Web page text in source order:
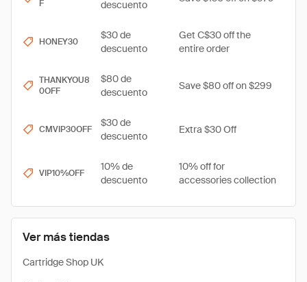
Ver más tiendas
Cartridge Shop UK
F
descuento
HONEY30
$30 de
descuento
Get C$30 off the
entire order
THANKYOU8
0OFF
$80 de
descuento
Save $80 off on $299
CMVIP30OFF
$30 de
descuento
Extra $30 Off
VIP10%OFF
10% de
descuento
10% off for
accessories collection